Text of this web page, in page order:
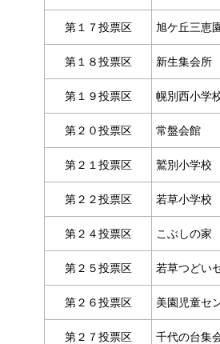
第１７投票区 旭ケ丘三恵
第１８投票区 新生集会所
第１９投票区 幌別西小学
第２０投票区 常盤会館
第２１投票区 鷲別小学校
第２２投票区 若草小学校
第２４投票区 こぶしの家
第２５投票区 若草つどい
第２６投票区 美園児童セ
第２７投票区 千代の台集